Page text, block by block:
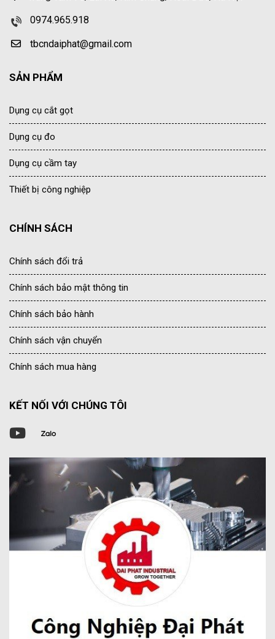
0974.965.918
tbcndaiphat@gmail.com
SẢN PHẨM
Dụng cụ cắt gọt
Dụng cụ đo
Dụng cụ cầm tay
Thiết bị công nghiệp
CHÍNH SÁCH
Chính sách đổi trả
Chính sách bảo mật thông tin
Chính sách bảo hành
Chính sách vận chuyển
Chính sách mua hàng
KẾT NỐI VỚI CHÚNG TÔI